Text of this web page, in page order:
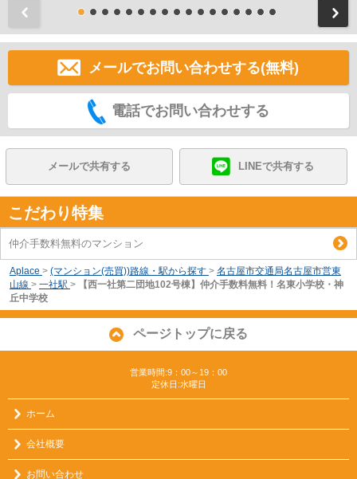
メールでお問い合わせする(無料)
電話でお問い合わせする
メールで共有する LINEで共有する
こだわり特集
仲介手数料無料のマンション
Aplace > (マンション(売買))路線・駅から探す > 名古屋市交通局名古屋市営東
山線 > 一社駅 >
【西一社第二団地102号棟】仲介手数料無料！名東小学校・神
丘中学校
ページトップに戻る
営業時間:9：00～19：00
定休日:水曜日
ホーム
会社概要
お問い合わせ